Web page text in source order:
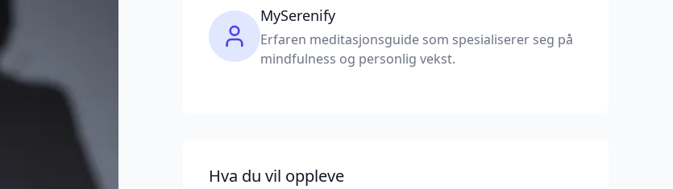
MySerenify
Erfaren meditasjonsguide som spesialiserer seg på
mindfulness og personlig vekst.
Hva du vil oppleve